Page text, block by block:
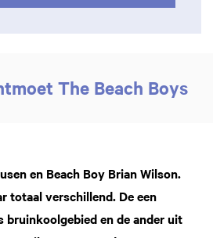
The Beach Boys
en Beach Boy Brian Wilson.
totaal verschillend. De een
en de ander uit